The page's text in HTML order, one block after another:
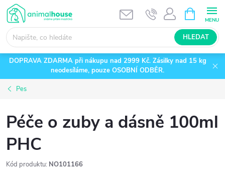
Přejít
na
obsah
HLEDAT
NÁKUPNÍ
KOŠÍK
DOPRAVA ZDARMA při nákupu nad 2999 Kč. Zásilky nad 15 kg
neodesíláme, pouze OSOBNÍ ODBĚR.
Pes
Péče o zuby a dásně 100ml
PHC
Kód produktu: NO101166